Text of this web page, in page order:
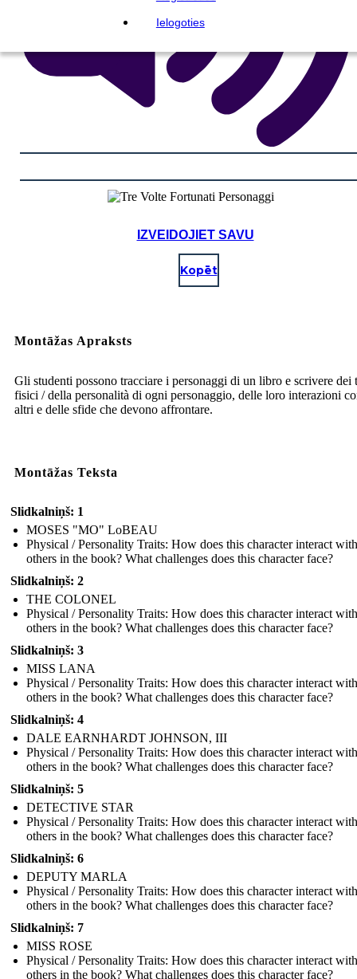
Ielogoties
IZVEIDOJIET SAVU
Kopēt
Montāžas Apraksts
Gli studenti possono tracciare i personaggi di un libro e scrivere dei
fisici / della personalità di ogni personaggio, delle loro interazioni
altri e delle sfide che devono affrontare.
Montāžas Teksta
Slidkalniņš: 1
MOSES "MO" LoBEAU
Physical / Personality Traits: How does this character interact with
others in the book? What challenges does this character face?
Slidkalniņš: 2
THE COLONEL
Physical / Personality Traits: How does this character interact with
others in the book? What challenges does this character face?
Slidkalniņš: 3
MISS LANA
Physical / Personality Traits: How does this character interact with
others in the book? What challenges does this character face?
Slidkalniņš: 4
DALE EARNHARDT JOHNSON, III
Physical / Personality Traits: How does this character interact with
others in the book? What challenges does this character face?
Slidkalniņš: 5
DETECTIVE STAR
Physical / Personality Traits: How does this character interact with
others in the book? What challenges does this character face?
Slidkalniņš: 6
DEPUTY MARLA
Physical / Personality Traits: How does this character interact with
others in the book? What challenges does this character face?
Slidkalniņš: 7
MISS ROSE
Physical / Personality Traits: How does this character interact with
others in the book? What challenges does this character face?